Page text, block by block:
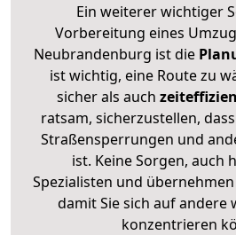
Ein weiterer wichtiger
Vorbereitung eines
Neubrandenburg ist die
ist wichtig, eine Route zu
sicher als auch
ratsam, sicherzustellen,
Straßensperrungen und
ist. Keine Sorgen, auch
Spezialisten und
damit Sie sich auf andere
konzentrieren